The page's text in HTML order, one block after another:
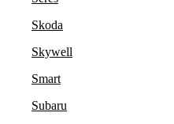
Skoda
Skywell
Smart
Subaru